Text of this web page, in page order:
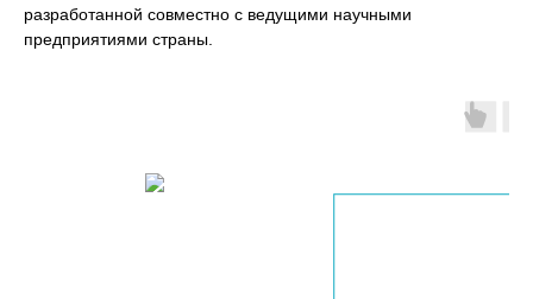
разработанной совместно с ведущими научными
предприятиями страны.